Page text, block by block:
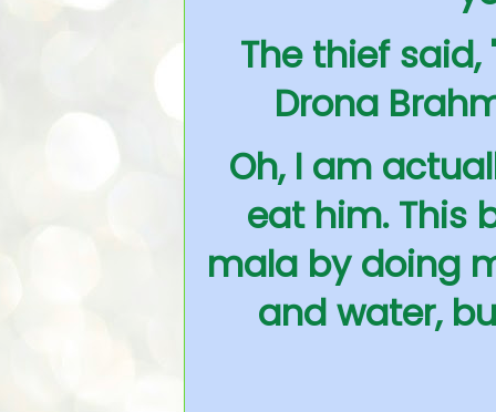
The thief
Drona
Oh, I am
eat him. This
mala by doing
and water,